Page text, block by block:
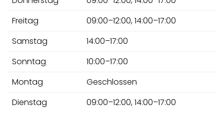
Freitag
09:00–12:00, 14:00–17:00
Samstag
14:00–17:00
Sonntag
10:00–17:00
Montag
Geschlossen
Dienstag
09:00–12:00, 14:00–17:00